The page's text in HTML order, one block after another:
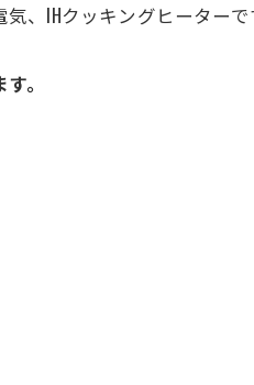
、IHクッキングヒーターで
す。